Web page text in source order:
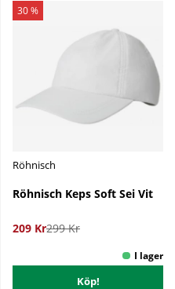
30 %
Röhnisch
Röhnisch Keps Soft Sei Vit
209 Kr299 Kr
Köp!